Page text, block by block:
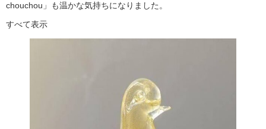
chouchou」も温かな気持ちになりました。
すべて表示